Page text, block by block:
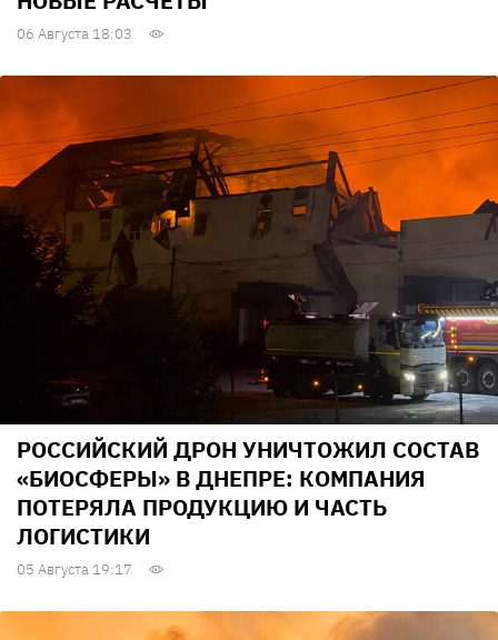
06 Августа 18:03
РОССИЙСКИЙ ДРОН УНИЧТОЖИЛ СОСТАВ
«БИОСФЕРЫ» В ДНЕПРЕ: КОМПАНИЯ
ПОТЕРЯЛА ПРОДУКЦИЮ И ЧАСТЬ
ЛОГИСТИКИ
05 Августа 19:17